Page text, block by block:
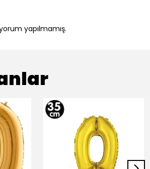
yapılmamış.